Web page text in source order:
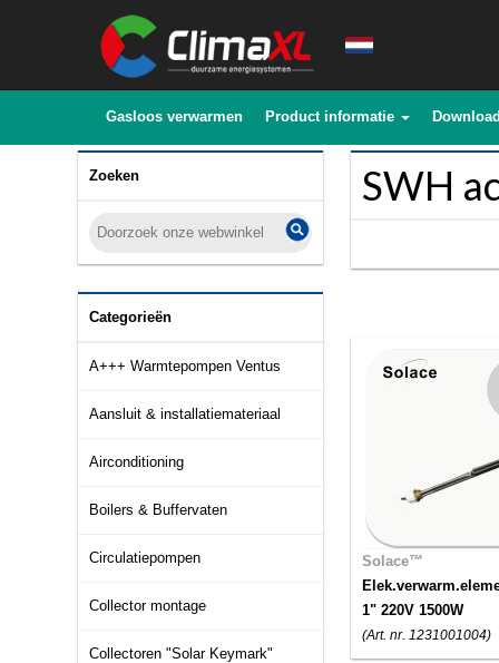
Gasloos verwarmen Product informatie
Zoeken
Categorieën
A+++ Warmtepompen Ventus
Aansluit & installatiemateriaal
Airconditioning
Boilers & Buffervaten
Circulatiepompen
Collector montage
Collectoren "Solar Keymark"
SWH
Solace™
1" 220V 1500W
(Art. nr. 1231001004)